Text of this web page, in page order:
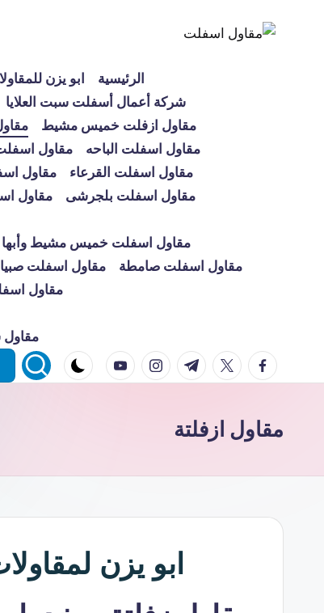
الرئيسية ابو يزن
شركة أعمال أسفلت سبت العلايا
مقاول ازفلت خميس مشيط
مقاول اسفلت الباحه
مقاول
مقاول اسفلت القرعاء
مقاول
مقاول اسفلت بلجرشى
مقاول
مقاول اسفلت خميس مشيط وأبها
مقاول اسفلت صامطة
مقاول اسفلت صبيا
مقاول
مقاول
مقاول ازفلتة
ابو يزن لمقاولات